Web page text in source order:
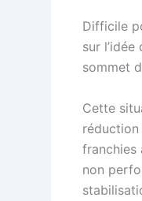
Difficile
sur
sommet
Cette
franchies
non